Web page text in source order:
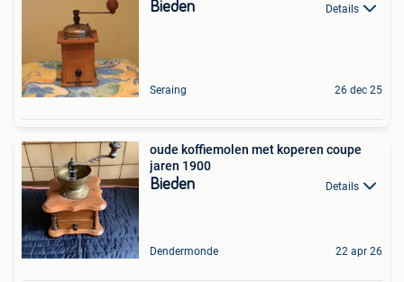
Bieden Details
Seraing 26 dec 25
oude koffiemolen met koperen coupe
jaren 1900
Bieden Details
Dendermonde 22 apr 26